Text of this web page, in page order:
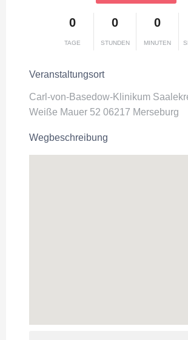
0
TAGE
0
STUNDEN
0
MINUTEN
Veranstaltungsort
Carl-von-Basedow-Klinikum
Weiße Mauer 52 06217 Merseburg
Wegbeschreibung